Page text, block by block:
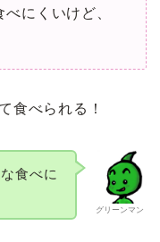
にくいけど、
食べられる！
グリーンマン
食べに